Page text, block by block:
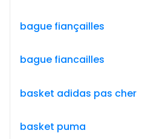
bague fiançailles
bague fiancailles
basket adidas pas cher
basket puma